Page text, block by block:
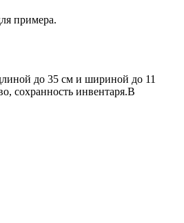
примера.
до 35 см и шириной до 11
сохранность инвентаря.В